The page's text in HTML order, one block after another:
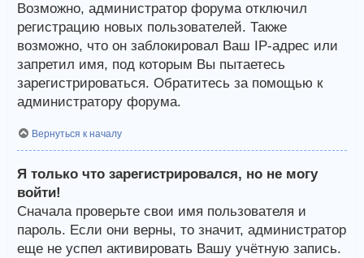
Возможно, администратор форума отключил
регистрацию новых пользователей. Также
возможно, что он заблокировал Ваш IP-адрес или
запретил имя, под которым Вы пытаетесь
зарегистрироваться. Обратитесь за помощью к
администратору форума.
Вернуться к началу
Я только что зарегистрировался, но не могу
войти!
Сначала проверьте свои имя пользователя и
пароль. Если они верны, то значит, администратор
еще не успел активировать Вашу учётную запись.